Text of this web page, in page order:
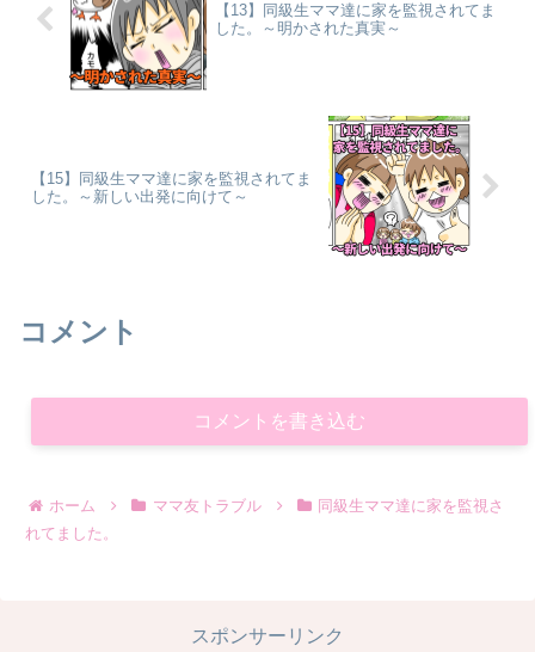
【13】同級生ママ達に家を監視されてま
した。～明かされた真実～
【15】同級生ママ達に家を監視されてま
した。～新しい出発に向けて～
コメント
コメントを書き込む
ホーム ママ友トラブル
同級生ママ達に家を監視さ
れてました。
スポンサーリンク